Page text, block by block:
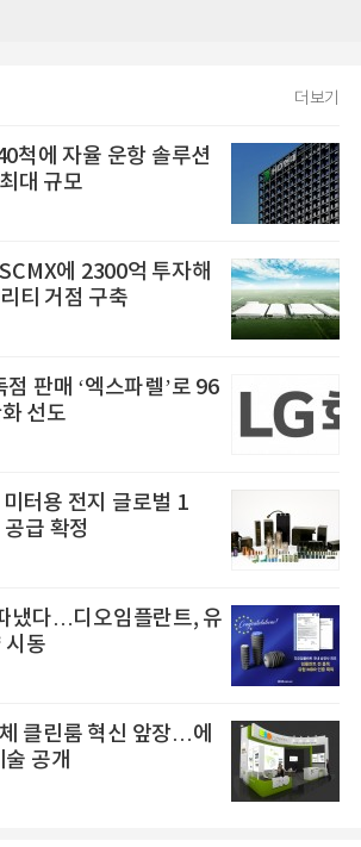
더보기
척에 자율 운항 솔루션
대 규모
에 2300억 투자해
티 거점 구축
판매 ‘엑스파렐’로 96
선도
터용 전지 글로벌 1
급 확정
냈다…디오임플란트, 유
시동
클린룸 혁신 앞장…에
공개